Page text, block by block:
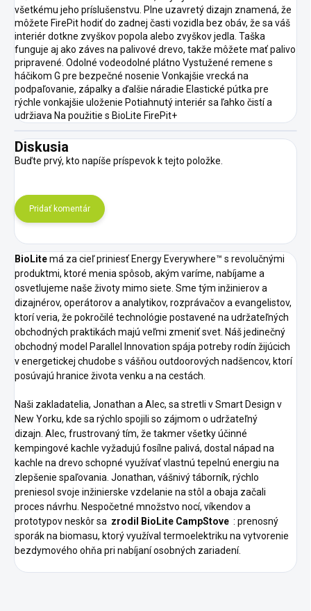
všetkému jeho príslušenstvu. Plne uzavretý dizajn znamená, že
môžete FirePit hodiť do zadnej časti vozidla bez obáv, že sa váš
interiér dotkne zvyškov popola alebo zvyškov jedla. Taška
funguje aj ako záves na palivové drevo, takže môžete mať palivo
pripravené. Odolné vodeodolné plátno Vystužené remene s
háčikom G pre bezpečné nosenie Vonkajšie vrecká na
podpaľovanie, zápalky a ďalšie náradie Elastické pútka pre
rýchle vonkajšie uloženie Potiahnutý interiér sa ľahko čistí a
udržiava Na použitie s BioLite FirePit+
Diskusia
Buďte prvý, kto napíše príspevok k tejto položke.
Pridať komentár
BioLitemá za cieľ priniesť Energy Everywhere™ s revolučnými
produktmi, ktoré menia spôsob, akým varíme, nabíjame a
osvetlujeme naše životy mimo siete. Sme tým inžinierov a
dizajnérov, operátorov a analytikov, rozprávačov a evangelistov,
ktorí veria, že pokročilé technológie postavené na udržateľných
obchodných praktikách majú veľmi zmeniť svet. Náš jedinečný
obchodný model Parallel Innovation spája potreby rodín žijúcich
v energetickej chudobe s vášňou outdoorových nadšencov, ktorí
posúvajú hranice života venku a na cestách.
Naši zakladatelia, Jonathan a Alec, sa stretli v Smart Design v
New Yorku, kde sa rýchlo spojili so zájmom o udržateľný
dizajn. Alec, frustrovaný tím, že takmer všetky účinné
kempingové kachle vyžadujú fosílne palivá, dostal nápad na
kachle na drevo schopné využívať vlastnú tepelnú energiu na
zlepšenie spaľovania. Jonathan, vášnivý táborník, rýchlo
preniesol svoje inžinierske vzdelanie na stôl a obaja začali
proces návrhu. Nespočetné množstvo nocí, víkendov a
prototypov neskôr sa zrodil BioLite CampStove : prenosný
sporák na biomasu, ktorý využíval termoelektriku na vytvorenie
bezdymového ohňa pri nabíjaní osobných zariadení.